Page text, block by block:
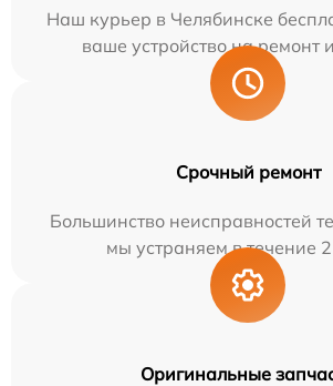
Наш курьер в Челябинске
ваше устройство на ремонт
Срочный ремонт
Большинство неисправностей
мы устраняем в течение
Оригинальные